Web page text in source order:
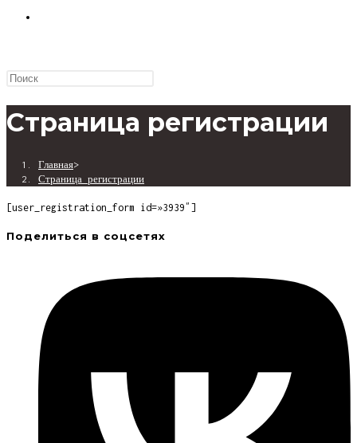
ПО
САЙТУ
Страница регистрации
Главная>
Страница регистрации
[user_registration_form id=»3939″]
Поделиться в соцсетях